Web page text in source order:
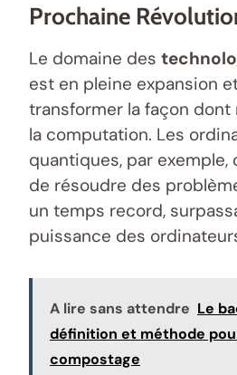
Prochaine
Le domaine des
est en pleine expansion
transformer la façon dont
la computation. Les
quantiques, par
de résoudre des
un temps record,
puissance des
A lire sans attendre Le
définition et méthode
compostage